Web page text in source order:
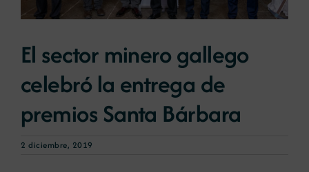
Portal de empleo
Contacto
El sector minero gallego
celebró la entrega de
premios Santa Bárbara
2 diciembre, 2019